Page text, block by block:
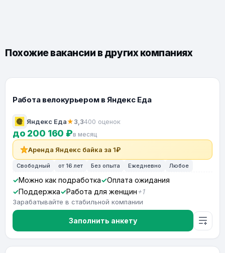
Похожие вакансии в других компаниях
Работа велокурьером в Яндекс Еда
Яндекс Еда★3,3400 оценок
до 200 160 ₽в месяц
Аренда Яндекс байка за 1₽
Свободный от 16 лет Без опыта Ежедневно Любое
Можно как подработка
Оплата ожидания
Поддержка
Работа для женщин +1
Зарабатывайте в стабильной компании
Заполнить анкету